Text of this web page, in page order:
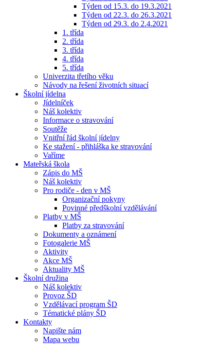
Týden od 15.3. do 19.3.2021
Týden od 22.3. do 26.3.2021
Týden od 29.3. do 2.4.2021
1. třída
2. třída
3. třída
4. třída
5. třída
Univerzita třetího věku
Návody na řešení životních situací
Školní jídelna
Jídelníček
Náš kolektiv
Informace o stravování
Soutěže
Vnitřní řád školní jídelny
Ke stažení - přihláška ke stravování
Vaříme
Mateřská škola
Zápis do MŠ
Náš kolektiv
Pro rodiče - den v MŠ
Organizační pokyny
Povinné předškolní vzdělávání
Platby v MŠ
Platby za stravování
Dokumenty a oznámení
Fotogalerie MŠ
Aktivity
Akce MŠ
Aktuality MŠ
Školní družina
Náš kolektiv
Provoz ŠD
Vzdělávací program ŠD
Tématické plány ŠD
Kontakty
Napište nám
Mapa webu